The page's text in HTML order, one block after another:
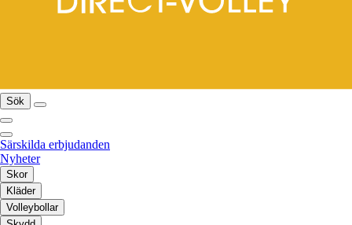
Sök
Särskilda erbjudanden
Nyheter
Skor
Kläder
Volleybollar